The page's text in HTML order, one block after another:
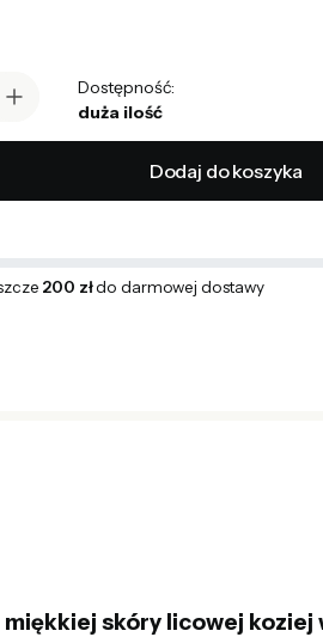
Dostępność:
duża ilość
Dodaj do koszyka
200 złdo darmowej dostawy
miękkiej skóry licowej koziej